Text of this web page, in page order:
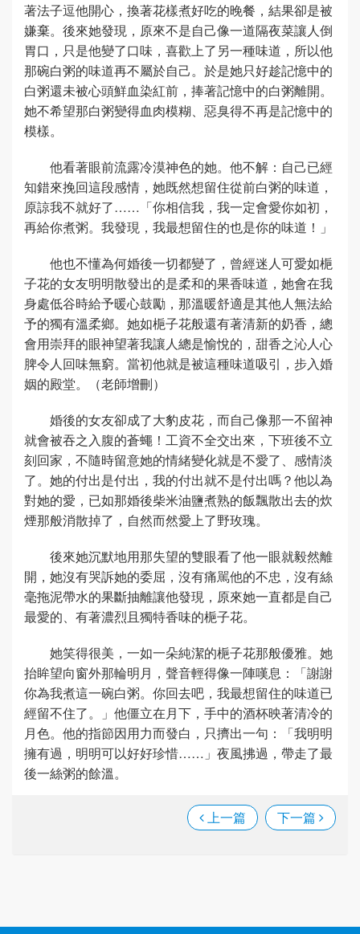
著法子逗他開心，換著花樣煮好吃的晚餐，結果卻是被
嫌棄。後來她發現，原來不是自己像一道隔夜菜讓人倒
胃口，只是他變了口味，喜歡上了另一種味道，所以他
那碗白粥的味道再不屬於自己。於是她只好趁記憶中的
白粥還未被心頭鮮血染紅前，捧著記憶中的白粥離開。
她不希望那白粥變得血肉模糊、惡臭得不再是記憶中的
模樣。
他看著眼前流露冷漠神色的她。他不解：自己已經
知錯來挽回這段感情，她既然想留住從前白粥的味道，
原諒我不就好了……「你相信我，我一定會愛你如初，
再給你煮粥。我發現，我最想留住的也是你的味道！」
他也不懂為何婚後一切都變了，曾經迷人可愛如梔
子花的女友明明散發出的是柔和的果香味道，她會在我
身處低谷時給予暖心鼓勵，那溫暖舒適是其他人無法給
予的獨有溫柔鄉。她如梔子花般還有著清新的奶香，總
會用崇拜的眼神望著我讓人總是愉悅的，甜香之沁人心
脾令人回味無窮。當初他就是被這種味道吸引，步入婚
姻的殿堂。（老師增刪）
婚後的女友卻成了大豹皮花，而自己像那一不留神
就會被吞之入腹的蒼蠅！工資不全交出來，下班後不立
刻回家，不隨時留意她的情緒變化就是不愛了、感情淡
了。她的付出是付出，我的付出就不是付出嗎？他以為
對她的愛，已如那婚後柴米油鹽煮熟的飯飄散出去的炊
煙那般消散掉了，自然而然愛上了野玫瑰。
後來她沉默地用那失望的雙眼看了他一眼就毅然離
開，她沒有哭訴她的委屈，沒有痛駡他的不忠，沒有絲
毫拖泥帶水的果斷抽離讓他發現，原來她一直都是自己
最愛的、有著濃烈且獨特香味的梔子花。
她笑得很美，一如一朵純潔的梔子花那般優雅。她
抬眸望向窗外那輪明月，聲音輕得像一陣嘆息：「謝謝
你為我煮這一碗白粥。你回去吧，我最想留住的味道已
經留不住了。」他僵立在月下，手中的酒杯映著清冷的
月色。他的指節因用力而發白，只擠出一句：「我明明
擁有過，明明可以好好珍惜……」夜風拂過，帶走了最
後一絲粥的餘溫。
上一篇 下一篇